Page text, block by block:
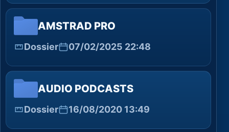
AMSTRAD PRO
Dossier 07/02/2025 22:48
AUDIO PODCASTS
Dossier 16/08/2020 13:49